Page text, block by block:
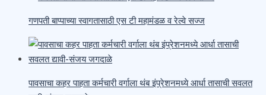
गणपती बाप्पाच्या स्वागतासाठी एस टी महामंडळ व रेल्वे सज्ज
पावसाचा कहर पाहता कर्मचारी वर्गाला थंब इंप्रेशनमध्ये आर्धा तासाची सवलत